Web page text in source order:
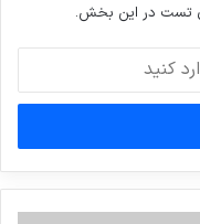
تست در این بخش.